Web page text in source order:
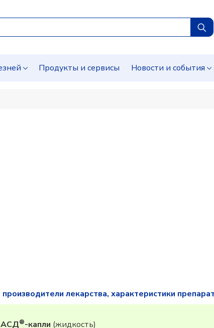
Продукты и сервисы Новости и события
лекарства, характеристики
АСД®-капли (жидкость)